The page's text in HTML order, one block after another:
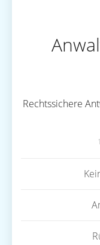
Rechtssichere